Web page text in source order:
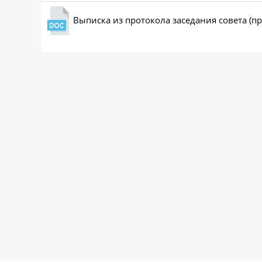
Выписка из протокола заседания совета